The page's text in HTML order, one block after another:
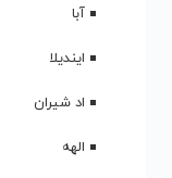
آبا
ایندیلا
اد شیران
الهه